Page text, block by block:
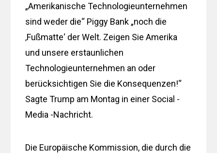
„Amerikanische Technologieunternehmen
sind weder die“ Piggy Bank „noch die
‚Fußmatte‘ der Welt. Zeigen Sie Amerika
und unsere erstaunlichen
Technologieunternehmen an oder
berücksichtigen Sie die Konsequenzen!“
Sagte Trump am Montag in einer Social -
Media -Nachricht.
Die Europäische Kommission, die durch die